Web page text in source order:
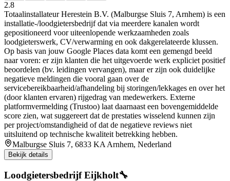
2.8
Totaalinstallateur Herestein B.V. (Malburgse Sluis 7, Arnhem) is een
installatie-/loodgietersbedrijf dat via meerdere kanalen wordt
gepositioneerd voor uiteenlopende werkzaamheden zoals
loodgieterswerk, CV/verwarming en ook dakgerelateerde klussen.
Op basis van jouw Google Places data komt een gemengd beeld
naar voren: er zijn klanten die het uitgevoerde werk expliciet positief
beoordelen (bv. leidingen vervangen), maar er zijn ook duidelijke
negatieve meldingen die vooral gaan over de
servicebereikbaarheid/afhandeling bij storingen/lekkages en over het
(door klanten ervaren) rijgedrag van medewerkers. Externe
platformvermelding (Trustoo) laat daarnaast een bovengemiddelde
score zien, wat suggereert dat de prestaties wisselend kunnen zijn
per project/omstandigheid of dat de negatieve reviews niet
uitsluitend op technische kwaliteit betrekking hebben.
Malburgse Sluis 7, 6833 KA Arnhem, Nederland
Bekijk details
Loodgietersbedrijf Eijkholt🔧